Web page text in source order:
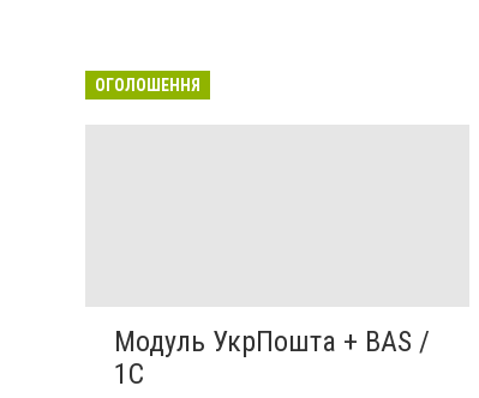
ОГОЛОШЕННЯ
Модуль УкрПошта + BAS /
1C